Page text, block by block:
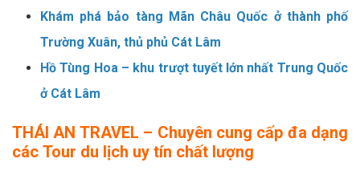
Khám phá bảo tàng Mãn Châu Quốc ở thành phố
Trường Xuân, thủ phủ Cát Lâm
Hồ Tùng Hoa – khu trượt tuyết lớn nhất Trung Quốc
ở Cát Lâm
THÁI AN TRAVEL – Chuyên cung cấp đa dạng
các Tour du lịch uy tín chất lượng